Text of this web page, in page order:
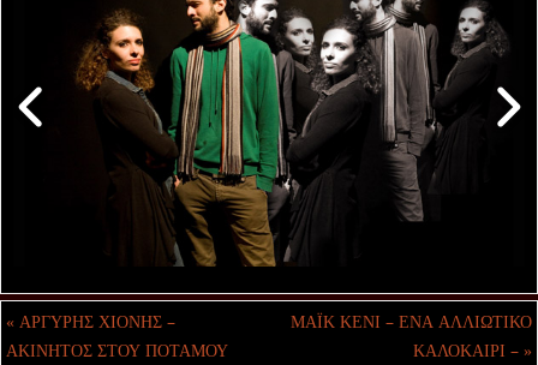
« ΑΡΓΥΡΗΣ ΧΙΟΝΗΣ –
ΑΚΙΝΗΤΟΣ ΣΤΟΥ ΠΟΤΑΜΟΥ
ΜΑΪΚ ΚΕΝΙ – ΕΝΑ ΑΛΛΙΩΤΙΚΟ
ΚΑΛΟΚΑΙΡΙ – »